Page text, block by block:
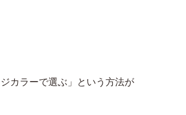
カラーで選ぶ」という方法が